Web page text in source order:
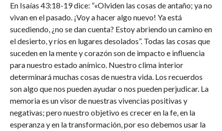
En Isaías 43:18-19 dice: “«Olviden las cosas de antaño; ya no
vivan en el pasado. ¡Voy a hacer algo nuevo! Ya está
sucediendo, ¿no se dan cuenta? Estoy abriendo un camino en
el desierto, y ríos en lugares desolados”. Todas las cosas que
suceden en la mente y corazón son de impacto e influencia
para nuestro estado anímico. Nuestro clima interior
determinará muchas cosas de nuestra vida. Los recuerdos
son algo que nos pueden ayudar o nos pueden perjudicar. La
memoria es un visor de nuestras vivencias positivas y
negativas; pero nuestro objetivo es crecer en la fe, en la
esperanza y en la transformación, por eso debemos usar la